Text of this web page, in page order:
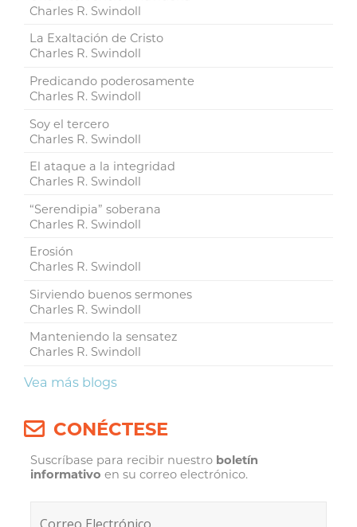
Charles R. Swindoll
La Exaltación de Cristo
Charles R. Swindoll
Predicando poderosamente
Charles R. Swindoll
Soy el tercero
Charles R. Swindoll
El ataque a la integridad
Charles R. Swindoll
“Serendipia” soberana
Charles R. Swindoll
Erosión
Charles R. Swindoll
Sirviendo buenos sermones
Charles R. Swindoll
Manteniendo la sensatez
Charles R. Swindoll
Vea más blogs
CONÉCTESE
Suscríbase para recibir nuestro boletín
informativo en su correo electrónico.